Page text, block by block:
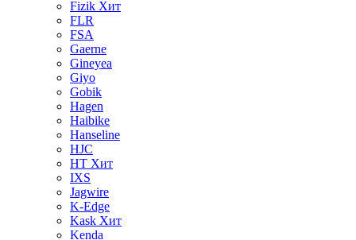
Fizik Хит
FLR
FSA
Gaerne
Gineyea
Giyo
Gobik
Hagen
Haibike
Hanseline
HJC
HT Хит
IXS
Jagwire
K-Edge
Kask Хит
Kenda